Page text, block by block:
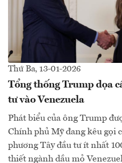
Thứ Ba, 13-01-2026
Tổng thống Trump dọa
tư vào Venezuela
Phát biểu của ông Trump
Chính phủ Mỹ đang kêu gọi
phương Tây đầu tư ít nhất
thiết ngành dầu mỏ